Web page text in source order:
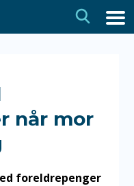
når mor
foreldrepenger